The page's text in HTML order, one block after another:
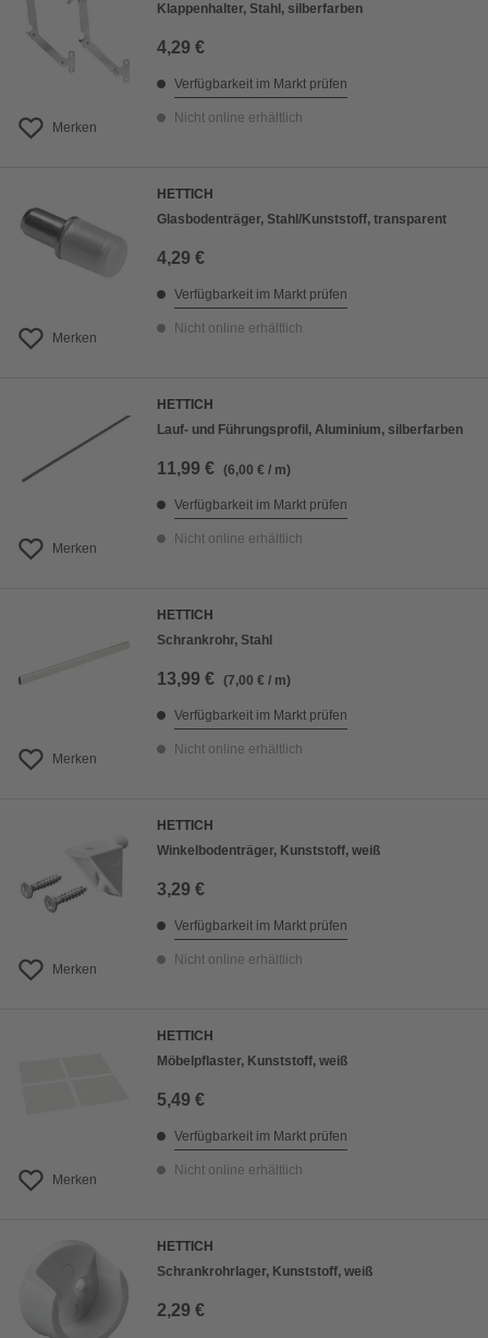
Merken
Klappenhalter, Stahl, silberfarben
4,29 €
Verfügbarkeit im Markt prüfen
Nicht online erhältlich
Merken
HETTICH
Glasbodenträger, Stahl/Kunststoff, transparent
4,29 €
Verfügbarkeit im Markt prüfen
Nicht online erhältlich
Merken
HETTICH
Lauf- und Führungsprofil, Aluminium, silberfarben
11,99 € (6,00 € / m)
Verfügbarkeit im Markt prüfen
Nicht online erhältlich
Merken
HETTICH
Schrankrohr, Stahl
13,99 € (7,00 € / m)
Verfügbarkeit im Markt prüfen
Nicht online erhältlich
Merken
HETTICH
Winkelbodenträger, Kunststoff, weiß
3,29 €
Verfügbarkeit im Markt prüfen
Nicht online erhältlich
Merken
HETTICH
Möbelpflaster, Kunststoff, weiß
5,49 €
Verfügbarkeit im Markt prüfen
Nicht online erhältlich
HETTICH
Schrankrohrlager, Kunststoff, weiß
2,29 €